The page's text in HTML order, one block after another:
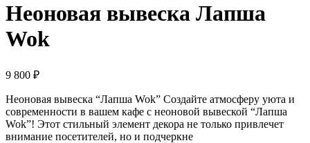
Неоновая вывеска Лапша
Wok
9 800 ₽
Неоновая вывеска “Лапша Wok” Создайте атмосферу уюта и
современности в вашем кафе с неоновой вывеской “Лапша
Wok”! Этот стильный элемент декора не только привлечет
внимание посетителей, но и подчеркне